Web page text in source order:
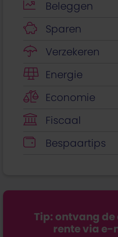
Beleggen
Sparen
Verzekeren
Energie
Economie
Fiscaal
Bespaartips
Tip: ontvang
rente via e-